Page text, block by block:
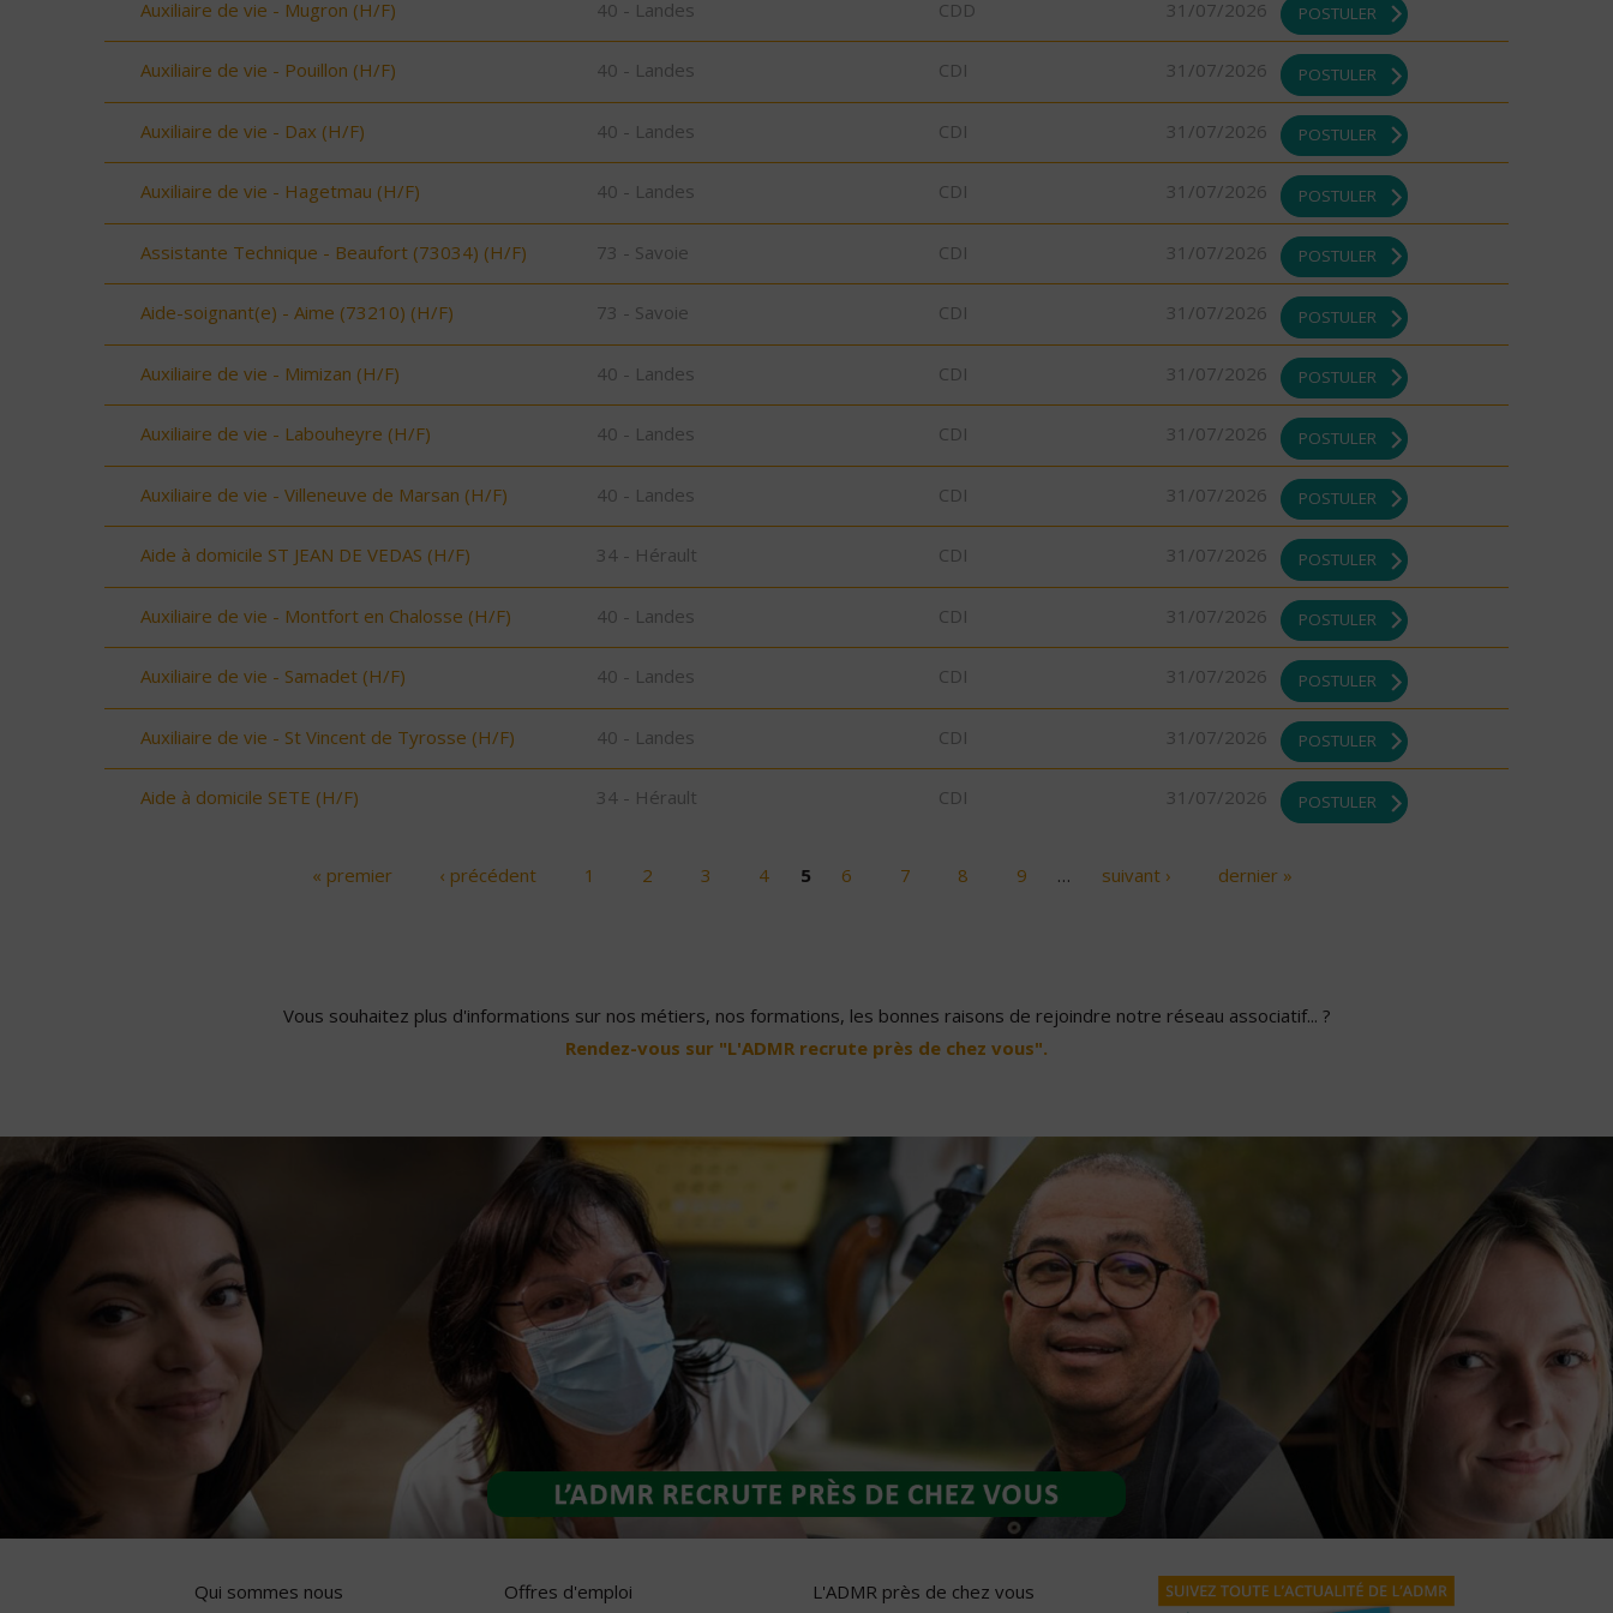
Auxiliaire de vie - Mugron (H/F) 40 - Landes CDD 31/07/2026 POSTULER
Auxiliaire de vie - Pouillon (H/F) 40 - Landes CDI 31/07/2026 POSTULER
Auxiliaire de vie - Dax (H/F) 40 - Landes CDI 31/07/2026 POSTULER
Auxiliaire de vie - Hagetmau (H/F) 40 - Landes CDI 31/07/2026 POSTULER
Assistante Technique - Beaufort (73034) (H/F) 73 - Savoie CDI 31/07/2026 POSTULER
Aide-soignant(e) - Aime (73210) (H/F) 73 - Savoie CDI 31/07/2026 POSTULER
Auxiliaire de vie - Mimizan (H/F) 40 - Landes CDI 31/07/2026 POSTULER
Auxiliaire de vie - Labouheyre (H/F) 40 - Landes CDI 31/07/2026 POSTULER
Auxiliaire de vie - Villeneuve de Marsan (H/F) 40 - Landes CDI 31/07/2026 POSTULER
Aide à domicile ST JEAN DE VEDAS (H/F) 34 - Hérault CDI 31/07/2026 POSTULER
Auxiliaire de vie - Montfort en Chalosse (H/F) 40 - Landes CDI 31/07/2026 POSTULER
Auxiliaire de vie - Samadet (H/F) 40 - Landes CDI 31/07/2026 POSTULER
Auxiliaire de vie - St Vincent de Tyrosse (H/F) 40 - Landes CDI 31/07/2026 POSTULER
Aide à domicile SETE (H/F) 34 - Hérault CDI 31/07/2026 POSTULER
« premier ‹ précédent 1 2 3 4 5 6 7 8 9 … suivant › dernier »
Vous souhaitez plus d'informations sur nos métiers, nos formations, les bonnes raisons de rejoindre notre réseau associatif... ?
Rendez-vous sur "L'ADMR recrute près de chez vous".
Qui sommes nous
Offres d'emploi
L'ADMR près de chez vous